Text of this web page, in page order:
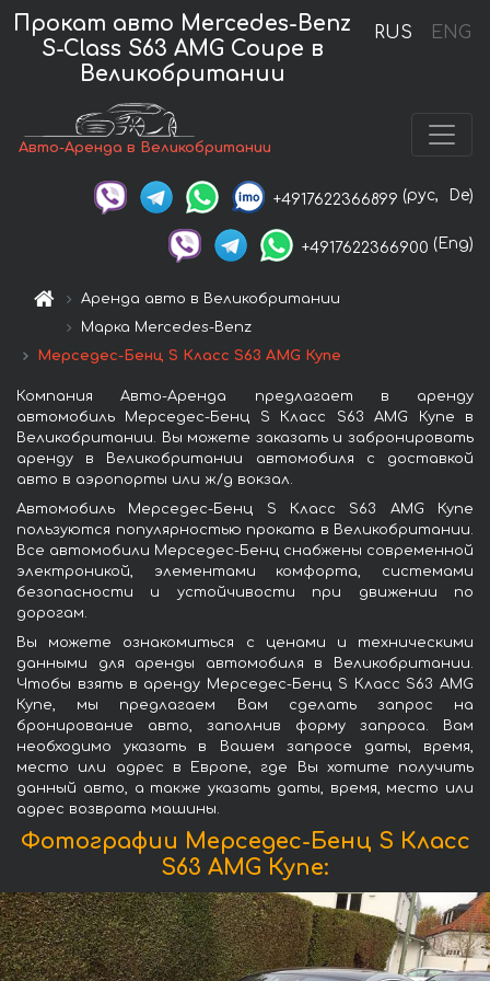
RUS ENG
Прокат авто Mercedes-Benz
S-Class S63 AMG Coupe в
Великобритании
Авто-Аренда в Великобритании
+4917622366899 (рус, De)
+4917622366900 (Eng)
Аренда авто в Великобритании
Марка Mercedes-Benz
Мерседес-Бенц S Класс S63 AMG Купе
Компания Авто-Аренда предлагает в аренду
автомобиль Мерседес-Бенц S Класс S63 AMG Купе в
Великобритании. Вы можете заказать и забронировать
аренду в Великобритании автомобиля с доставкой
авто в аэропорты или ж/д вокзал.
Автомобиль Мерседес-Бенц S Класс S63 AMG Купе
пользуются популярностью проката в Великобритании.
Все автомобили Мерседес-Бенц снабжены современной
электроникой, элементами комфорта, системами
безопасности и устойчивости при движении по
дорогам.
Вы можете ознакомиться с ценами и техническими
данными для аренды автомобиля в Великобритании.
Чтобы взять в аренду Мерседес-Бенц S Класс S63 AMG
Купе, мы предлагаем Вам сделать запрос на
бронирование авто, заполнив форму запроса. Вам
необходимо указать в Вашем запросе даты, время,
место или адрес в Европе, где Вы хотите получить
данный авто, а также указать даты, время, место или
адрес возврата машины.
Фотографии Мерседес-Бенц S Класс
S63 AMG Купе: